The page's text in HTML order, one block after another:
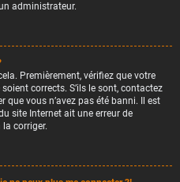
administrateur.
Premièrement, vérifiez que votre
corrects. S’ils le sont, contactez
vous n’avez pas été banni. Il est
site Internet ait une erreur de
corriger.